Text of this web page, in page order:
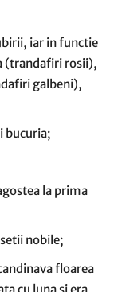
iar in functie
(trandafiri rosii),
galbeni),
bucuria;
la prima
nobile;
floarea